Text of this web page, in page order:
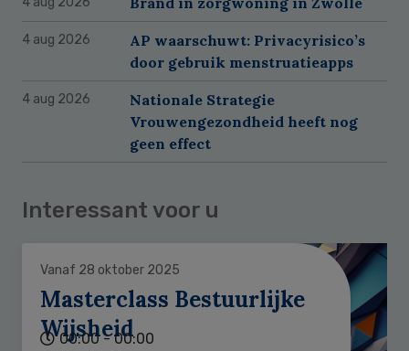
4 aug 2026
AP waarschuwt: Privacyrisico’s
door gebruik menstruatieapps
4 aug 2026
Nationale Strategie
Vrouwengezondheid heeft nog
geen effect
Interessant voor u
Vanaf 28 oktober 2025
Masterclass Bestuurlijke
Wijsheid
00:00 - 00:00